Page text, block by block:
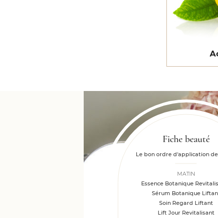
Fiche beauté
Le bon ordre d'application
MATIN
Essence Botanique
Sérum Botanique
Soin Regard Liftant
Lift Jour Revitalisant